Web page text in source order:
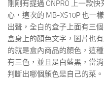
剛剛有提過 ONPRO 上一款
心，這次的 MB-XS10P 也一
出聲，全白的盒子上面有三
盒身上的顏色文字，圖片也
的就是盒內商品的顏色，這
有三色，並且是白藍黑，當
判斷出哪個顏色是自己的菜。